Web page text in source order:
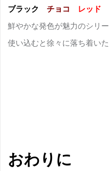
ブラック チョコ レッド
鮮やかな発色が魅力のシリー
使い込むと徐々に落ち着い
おわりに